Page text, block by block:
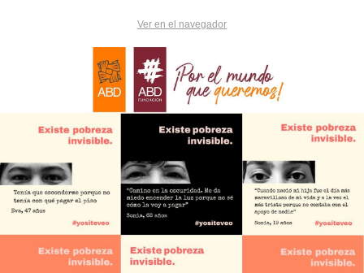
Ver en el navegador